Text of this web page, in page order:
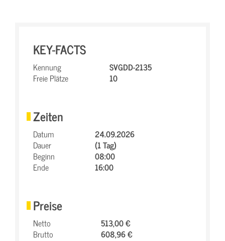
KEY-FACTS
Kennung
SVGDD-2135
Freie Plätze
10
Zeiten
Datum
24.09.2026
Dauer
(1 Tag)
Beginn
08:00
Ende
16:00
Preise
Netto
513,00 €
Brutto
608,96 €